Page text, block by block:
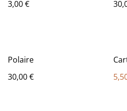
3,00 €
Polaire
30,00 €
%